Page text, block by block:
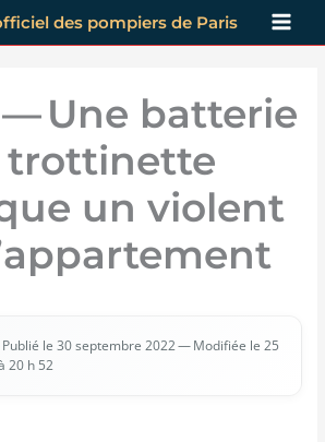
des pompiers de Paris
— Une batterie
trottinette
un violent
Publié le 30 sep­tembre 2022— Modi­fiée le 25
20 h 52